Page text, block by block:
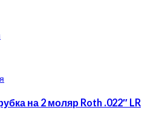
на 2 моляр Roth .022″ LR